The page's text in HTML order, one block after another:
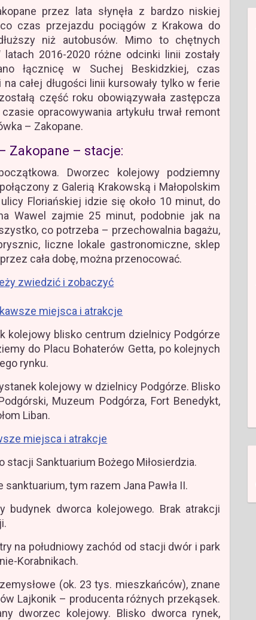
przez lata słynęła z bardzo niskiej
czas przejazdu pociągów z Krakowa do
niż autobusów. Mimo to chętnych
latach 2016-2020 różne odcinki linii zostały
łącznicę w Suchej Beskidzkiej, czas
całej długości linii kursowały tylko w ferie
część roku obowiązywała zastępcza
opracowywania artykułu trwał remont
– Zakopane.
Zakopane – stacje:
Dworzec kolejowy podziemny
z Galerią Krakowską i Małopolskim
Floriańskiej idzie się około 10 minut, do
Wawel zajmie 25 minut, podobnie jak na
co potrzeba – przechowalnia bagażu,
liczne lokale gastronomiczne, sklep
cała dobę, można przenocować.
zwiedzić i zobaczyć
miejsca i atrakcje
kolejowy blisko centrum dzielnicy Podgórze
do Placu Bohaterów Getta, po kolejnych
rynku.
kolejowy w dzielnicy Podgórze. Blisko
Muzeum Podgórza, Fort Benedykt,
Liban.
miejsca i atrakcje
stacji Sanktuarium Bożego Miłosierdzia.
sanktuarium, tym razem Jana Pawła II.
budynek dworca kolejowego. Brak atrakcji
na południowy zachód od stacji dwór i park
Korabnikach.
(ok. 23 tys. mieszkańców), znane
Lajkonik – producenta różnych przekąsek.
dworzec kolejowy. Blisko dworca rynek,